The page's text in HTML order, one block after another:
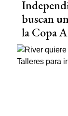
buscan
la Copa